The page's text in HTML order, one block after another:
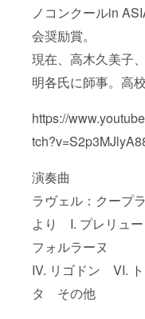
ノコンクールin
会奨励賞。
現在、高木久美子
明各氏に師事。高
https://
演奏曲
ラヴェル：クープ
より I. プレリュ
フォルラーヌ
IV. リゴドン VI.
タ その他